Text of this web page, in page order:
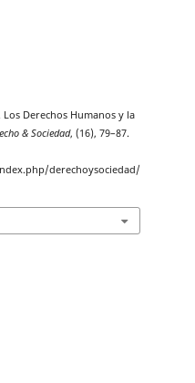
Los Derechos Humanos y la
& Sociedad, (16), 79–87.
derechoysociedad/